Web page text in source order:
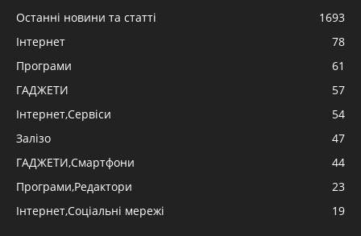
Останні новини та статті
1693
Інтернет
78
Програми
61
ГАДЖЕТИ
57
Інтернет,Сервіси
54
Залізо
47
ГАДЖЕТИ,Смартфони
44
Програми,Редактори
23
Інтернет,Соціальні мережі
19